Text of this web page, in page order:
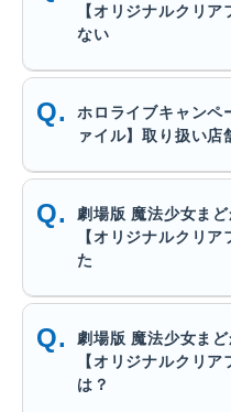
【オリジナルクリ
ない
ホロライブキャンペ
ァイル】取り扱い店
劇場版 魔法少女ま
【オリジナルクリ
た
劇場版 魔法少女ま
【オリジナルクリ
は？